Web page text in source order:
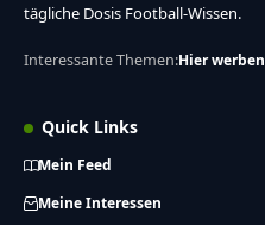
tägliche Dosis Football-Wissen.
Interessante Themen:Hier werben
Quick Links
Mein Feed
Meine Interessen